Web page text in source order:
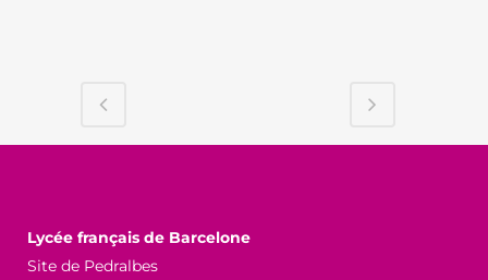
Lycée français de Barcelone
Site de Pedralbes